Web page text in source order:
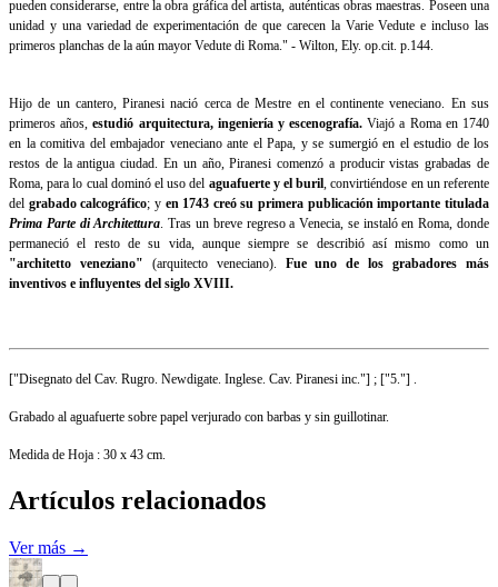
pueden considerarse, entre la obra gráfica del artista, auténticas obras maestras. Poseen una
unidad y una variedad de experimentación de que carecen la Varie Vedute e incluso las
primeros planchas de la aún mayor Vedute di Roma." - Wilton, Ely. op.cit. p.144.
Hijo de un cantero, Piranesi nació cerca de Mestre en el continente veneciano. En sus
primeros años,estudió arquitectura, ingeniería y escenografía. Viajó a Roma en 1740
en la comitiva del embajador veneciano ante el Papa, y se sumergió en el estudio de los
restos de la antigua ciudad. En un año, Piranesi comenzó a producir vistas grabadas de
Roma, para lo cual dominó el uso del aguafuerte y el buril , convirtiéndose en un referente
del grabado calcográfico; y en 1743 creó su primera publicación importante titulada
Prima Parte di Architettura . Tras un breve regreso a Venecia, se instaló en Roma, donde
permaneció el resto de su vida, aunque siempre se describió así mismo como un
"architetto veneziano" (arquitecto veneciano). Fue uno de los grabadores más
inventivos e influyentes del siglo XVIII.
["Disegnato del Cav. Rugro. Newdigate. Inglese. Cav. Piranesi inc."] ; ["5."] .
Grabado al aguafuerte sobre papel verjurado con barbas y sin guillotinar.
Medida de Hoja : 30 x 43 cm.
Artículos relacionados
Ver más →